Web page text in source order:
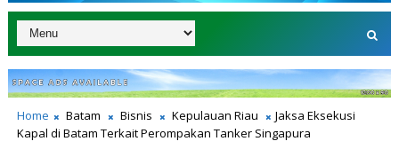
Home Batam Bisnis Kepulauan Riau
Jaksa Eksekusi
Kapal di Batam Terkait Perompakan Tanker Singapura